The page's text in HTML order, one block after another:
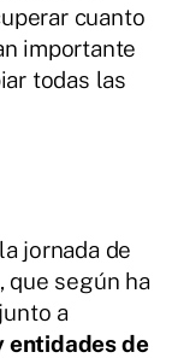
cuanto
importante
todas las
jornada de
que según ha
a
entidades de